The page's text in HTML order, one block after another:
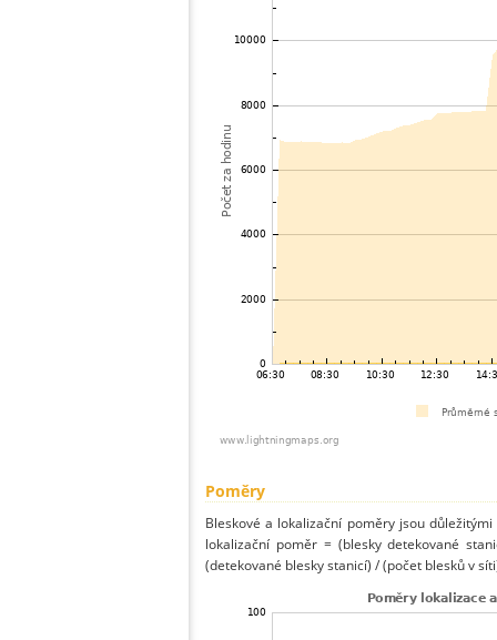
Poměry
Bleskové a lokalizační poměry jsou
lokalizační poměr = (blesky detekované
(detekované blesky stanicí) / (počet blesků v